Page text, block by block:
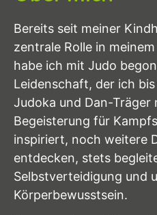
Bereits seit meiner
zentrale Rolle in
habe ich mit Judo
Leidenschaft, der ich
Judoka und Dan-Träger
Begeisterung für
inspiriert, noch weitere
entdecken, stets
Selbstverteidigung und
Körperbewusstsein.